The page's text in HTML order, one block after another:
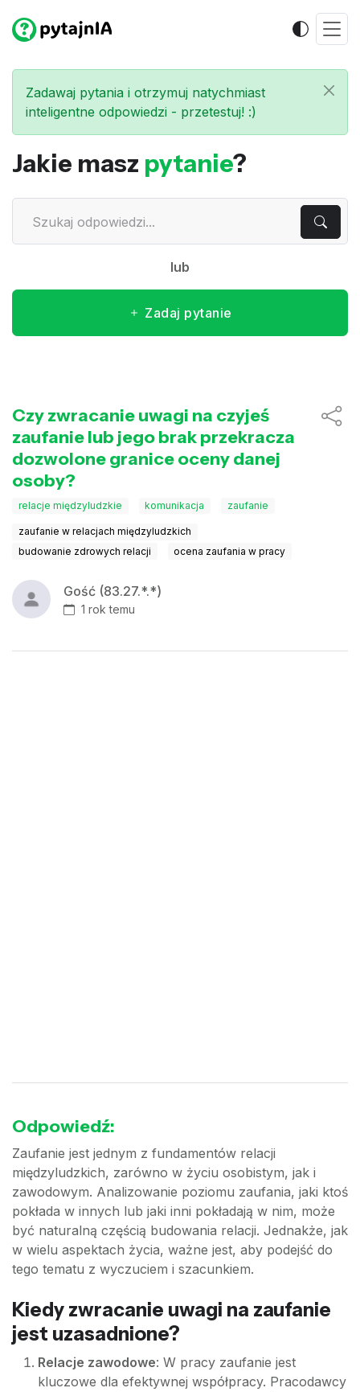
Zadawaj pytania i otrzymuj natychmiast
inteligentne odpowiedzi - przetestuj! :)
Jakie masz pytanie?
lub
Zadaj pytanie
Czy zwracanie uwagi na czyjeś
zaufanie lub jego brak przekracza
dozwolone granice oceny danej
osoby?
relacje międzyludzkie komunikacja zaufanie
zaufanie w relacjach międzyludzkich
budowanie zdrowych relacji
ocena zaufania w pracy
Gość (83.27.*.*)
1 rok temu
Odpowiedź:
Zaufanie jest jednym z fundamentów relacji
międzyludzkich, zarówno w życiu osobistym, jak i
zawodowym. Analizowanie poziomu zaufania, jaki ktoś
pokłada w innych lub jaki inni pokładają w nim, może
być naturalną częścią budowania relacji. Jednakże, jak
w wielu aspektach życia, ważne jest, aby podejść do
tego tematu z wyczuciem i szacunkiem.
Kiedy zwracanie uwagi na zaufanie
jest uzasadnione?
Relacje zawodowe: W pracy zaufanie jest
kluczowe dla efektywnej współpracy. Pracodawcy